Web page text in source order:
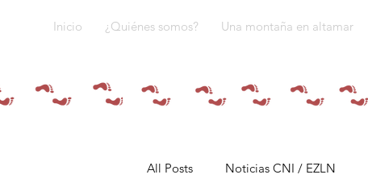
Inicio ¿Quiénes somos? Una montaña en altamar
All Posts Noticias CNI / EZLN